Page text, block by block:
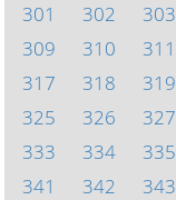
301
302 303
309
310 311
317
318 319
325
326 327
333
334 335
341
342 343